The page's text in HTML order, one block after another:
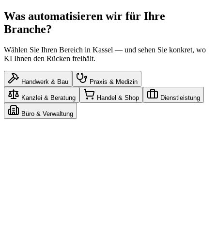
Was automatisieren wir für Ihre
Branche?
Wählen Sie Ihren Bereich in Kassel — und sehen Sie konkret, wo
KI Ihnen den Rücken freihält.
Handwerk & Bau Praxis & Medizin
Kanzlei & Beratung Handel & Shop Dienstleistung
Büro & Verwaltung